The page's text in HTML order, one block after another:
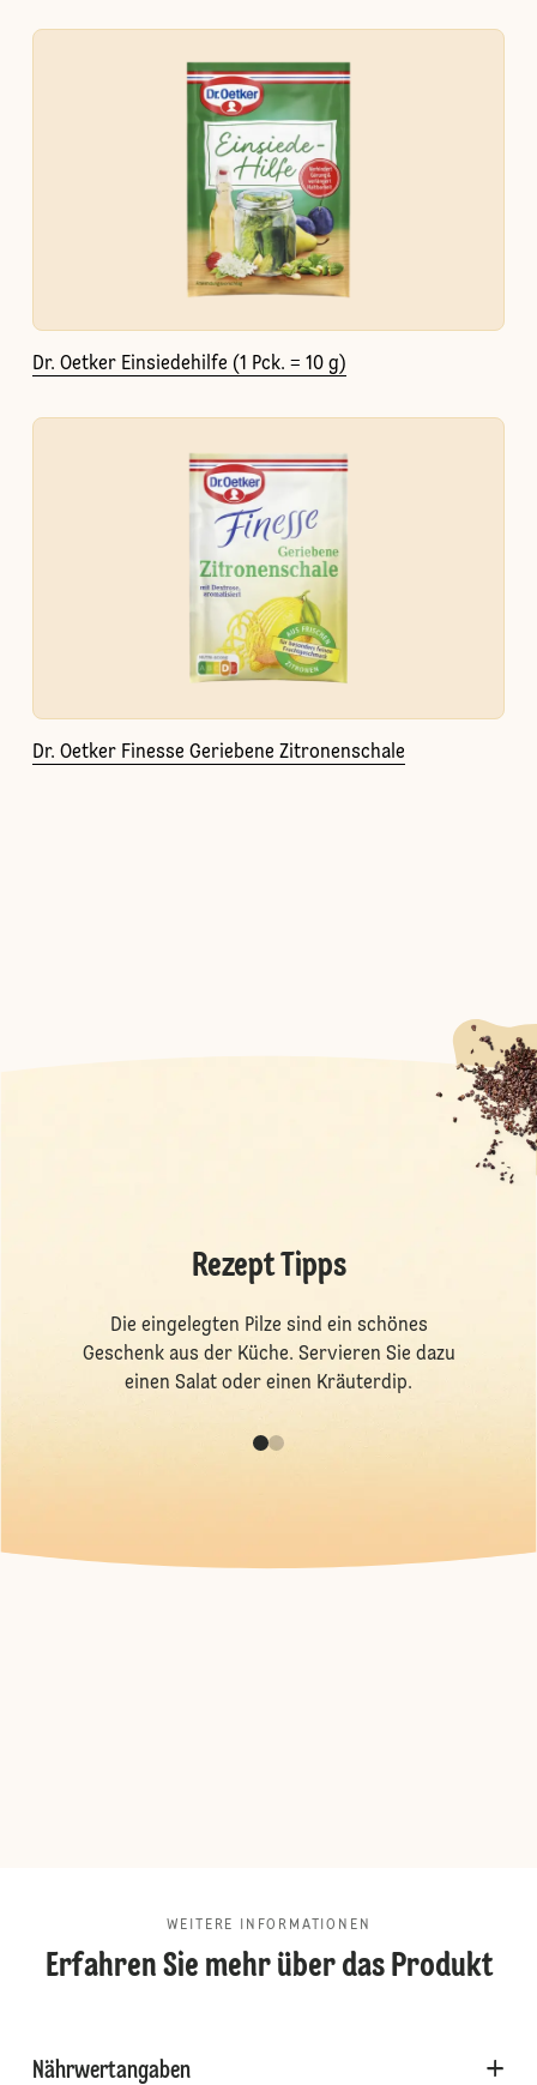
Dr. Oetker Einsiedehilfe (1 Pck. = 10 g)
Dr. Oetker Finesse Geriebene Zitronenschale
Rezept Tipps
Die eingelegten Pilze sind ein schönes
Geschenk aus der Küche. Servieren Sie dazu
einen Salat oder einen Kräuterdip.
WEITERE INFORMATIONEN
Erfahren Sie mehr über das Produkt
Nährwertangaben